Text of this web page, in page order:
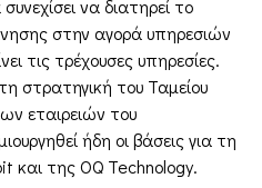
να διατηρεί το
στην αγορά υπηρεσιών
τις τρέχουσες υπηρεσίες.
στρατηγική του Ταμείου
εταιρειών του
ήδη οι βάσεις για τη
και της OQ Technology.